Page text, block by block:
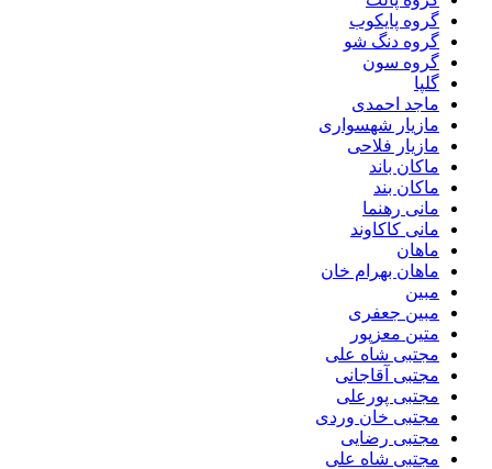
گروه پایکوب
گروه دنگ شو
گروه سون
گلپا
ماجد احمدی
مازیار شهسواری
مازیار فلاحی
ماکان باند
ماکان بند
مانی رهنما
مانی کاکاوند
ماهان
ماهان بهرام خان
مبین
مبین جعفری
متین معزپور
مجتبى شاه على
مجتبی آقاجانی
مجتبی پورعلی
مجتبی خان وردی
مجتبی رضایی
مجتبی شاه علی